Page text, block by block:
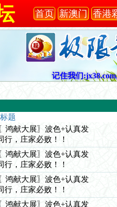
首页 新澳门 香港
记住我们
标题
鸿献大展〗波色+认真发
行，庄家必败！！
鸿献大展〗波色+认真发
行，庄家必败！！
鸿献大展〗波色+认真发
行，庄家必败！！
鸿献大展〗波色+认真发